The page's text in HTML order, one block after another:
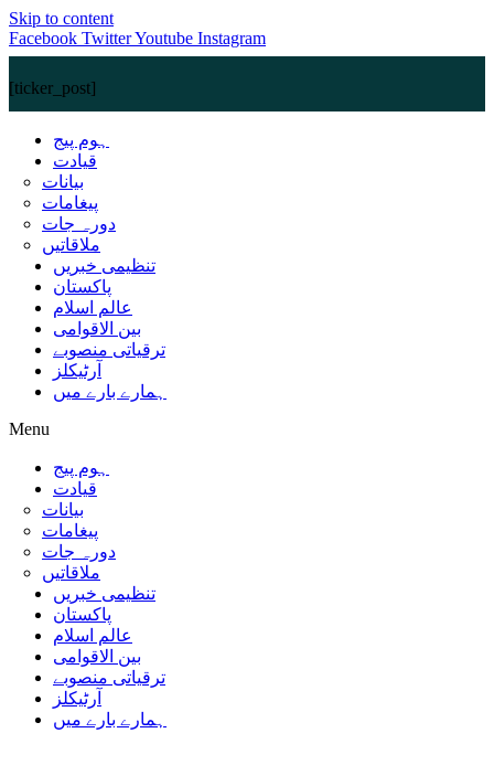
Skip to content
Facebook TwitterYoutube Instagram
[ticker_post]
ہوم پیج
قیادت
بیانات
پیغامات
دورہ جات
ملاقاتیں
تنظیمی خبریں
پاکستان
عالم اسلام
بین الاقوامی
ترقیاتی منصوبے
آرٹیکلز
ہمارے بارے میں
Menu
ہوم پیج
قیادت
بیانات
پیغامات
دورہ جات
ملاقاتیں
تنظیمی خبریں
پاکستان
عالم اسلام
بین الاقوامی
ترقیاتی منصوبے
آرٹیکلز
ہمارے بارے میں